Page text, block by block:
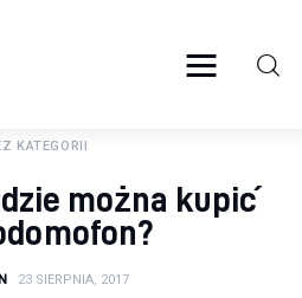
KATEGORII
można kupić
23 SIERPNIA, 2017